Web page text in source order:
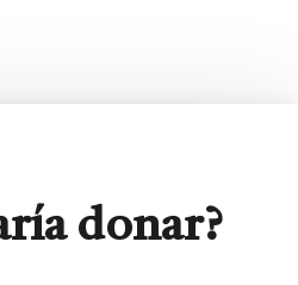
donar?